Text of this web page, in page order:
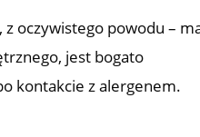
oczywistego powodu –
jest bogato
kontakcie z alergenem.